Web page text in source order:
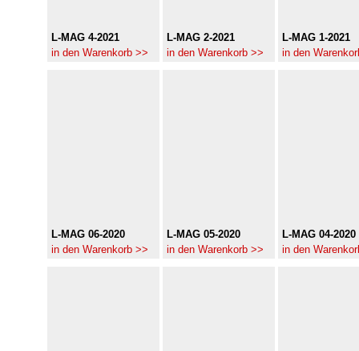
L-MAG 4-2021
in den Warenkorb >>
L-MAG 2-2021
in den Warenkorb >>
L-MAG 1-2021
in den
L-MAG 06-2020
in den Warenkorb >>
L-MAG 05-2020
in den Warenkorb >>
L-MAG 04-2020
in den